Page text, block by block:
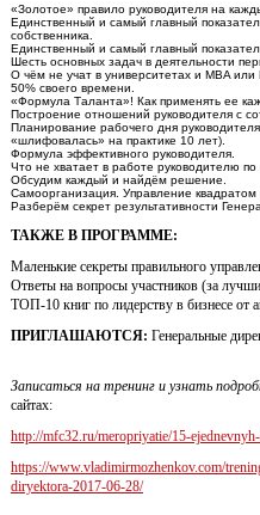
«Золотое» правило руководителя на
Единственный и самый главный
собственника.
Единственный и самый главный
Шесть основных задач в деятельности
О чём не учат в университетах и MBA
50% своего времени.
«Формула Таланта»! Как применять ее
Построение отношений руководителя с
Планирование рабочего дня
«шлифовалась» на практике 10 лет).
Формула эффективного руководителя.
Что не хватает в работе руководителю
Обсудим каждый и найдём решение.
Самоорганизация. Управление квадратом
Разберём секрет результативности
ТАКЖЕ В ПРОГРАММЕ:
Маленькие секреты правильного
Ответы на вопросы участников (за
ТОП-10 книг по лидерству в бизнесе от
ПРИГЛАШАЮТСЯ: Генеральные
Записаться на тренинг и узнать
сайтах:
http://mfc32.ru/meropriyatie/15-
https://www.vladimirmozhenkov.com/
diryektora-2017-06-28/